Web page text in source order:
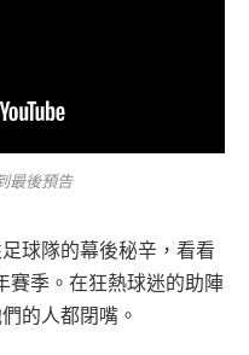
最後預告
球隊的幕後秘辛，看看
賽季。在狂熱球迷的助陣
的人都閉嘴。